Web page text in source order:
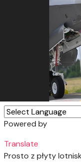
Powered by
Translate
Prosto z płyty